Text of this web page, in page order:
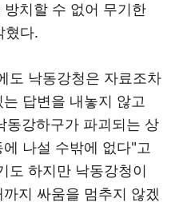
치할 수 없어 무기한
혔다.
도 낙동강청은 자료조차
답변을 내놓지 않고
동강하구가 파괴되는 상
나설 수밖에 없다"고
도 하지만 낙동강청이
지 싸움을 멈추지 않겠